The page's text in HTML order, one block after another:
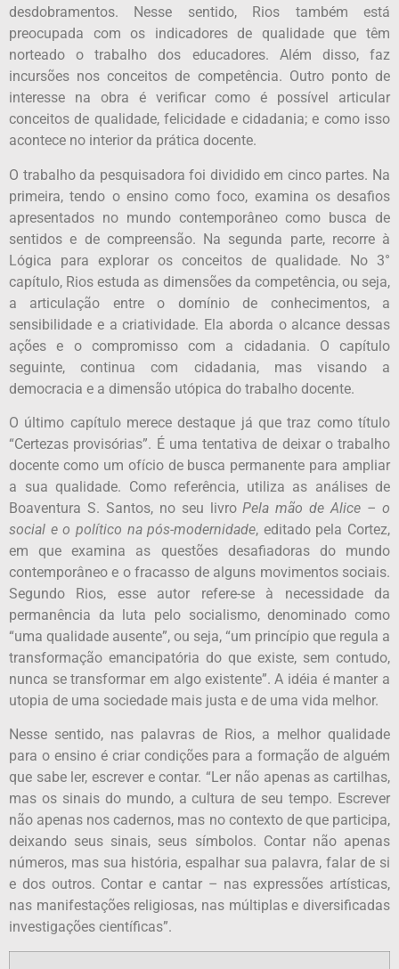
desdobramentos. Nesse sentido, Rios também está
preocupada com os indicadores de qualidade que têm
norteado o trabalho dos educadores. Além disso, faz
incursões nos conceitos de competência. Outro ponto de
interesse na obra é verificar como é possível articular
conceitos de qualidade, felicidade e cidadania; e como isso
acontece no interior da prática docente.
O trabalho da pesquisadora foi dividido em cinco partes. Na
primeira, tendo o ensino como foco, examina os desafios
apresentados no mundo contemporâneo como busca de
sentidos e de compreensão. Na segunda parte, recorre à
Lógica para explorar os conceitos de qualidade. No 3°
capítulo, Rios estuda as dimensões da competência, ou seja,
a articulação entre o domínio de conhecimentos, a
sensibilidade e a criatividade. Ela aborda o alcance dessas
ações e o compromisso com a cidadania. O capítulo
seguinte, continua com cidadania, mas visando a
democracia e a dimensão utópica do trabalho docente.
O último capítulo merece destaque já que traz como título
“Certezas provisórias”. É uma tentativa de deixar o trabalho
docente como um ofício de busca permanente para ampliar
a sua qualidade. Como referência, utiliza as análises de
Boaventura S. Santos, no seu livroPela mão de Alice – o
social e o político na pós-modernidade, editado pela Cortez,
em que examina as questões desafiadoras do mundo
contemporâneo e o fracasso de alguns movimentos sociais.
Segundo Rios, esse autor refere-se à necessidade da
permanência da luta pelo socialismo, denominado como
“uma qualidade ausente”, ou seja, “um princípio que regula a
transformação emancipatória do que existe, sem contudo,
nunca se transformar em algo existente”. A idéia é manter a
utopia de uma sociedade mais justa e de uma vida melhor.
Nesse sentido, nas palavras de Rios, a melhor qualidade
para o ensino é criar condições para a formação de alguém
que sabe ler, escrever e contar. “Ler não apenas as cartilhas,
mas os sinais do mundo, a cultura de seu tempo. Escrever
não apenas nos cadernos, mas no contexto de que participa,
deixando seus sinais, seus símbolos. Contar não apenas
números, mas sua história, espalhar sua palavra, falar de si
e dos outros. Contar e cantar – nas expressões artísticas,
nas manifestações religiosas, nas múltiplas e diversificadas
investigações científicas”.